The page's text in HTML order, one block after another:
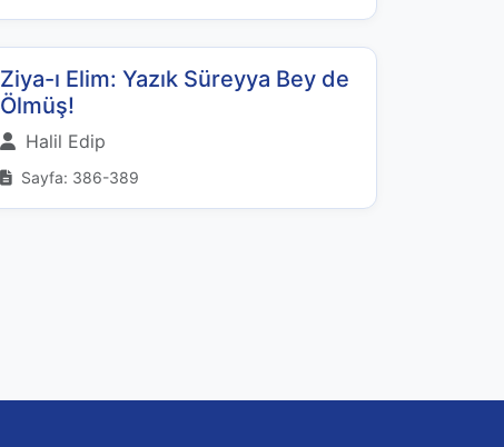
Ziya-ı Elim: Yazık Süreyya Bey de
Ölmüş!
Halil Edip
Sayfa: 386-389